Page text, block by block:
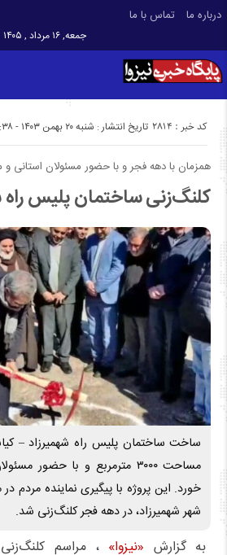
درباره ما تماس با ما
جمعه, ۱۶ مرداد , ۱۴۰۵
تاریخ انتشار : شنبه ۲۰ بهمن ۱۴۰۳ - ۱۰:۳۸ کد خبر : 2814
همزمان با دهه فجر و با حضور مسئولان استانی
کلنگ‌زنی ساختمان پلیس راه
ساخت ساختمان پلیس راه شهمیرزاد –
مساحت ۳۰۰۰ مترمربع و با حضور
خورد. این پروژه با پیگیری نماینده
شهر شهمیرزاد، در دهه فجر کلنگ‌زنی شد.
به گزارش «نیزوا» ، مراسم